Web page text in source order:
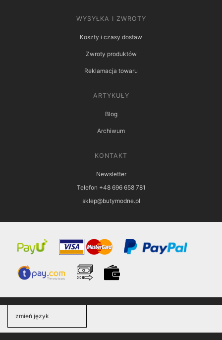
WYSYŁKA I ZWROTY
Koszty i czasy dostaw
Zwroty produktów
Reklamacja towaru
ARTYKUŁY
Blog
Archiwum
KONTAKT
Newsletter
Telefon +48 696 658 781
sklep@butymodne.pl
zmień język